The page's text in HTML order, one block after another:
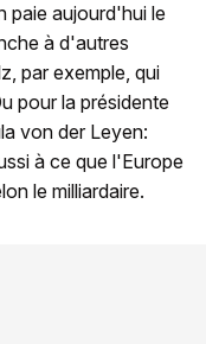
paie aujourd'hui le
à d'autres
par exemple, qui
pour la présidente
von der Leyen:
à ce que l'Europe
le milliardaire.